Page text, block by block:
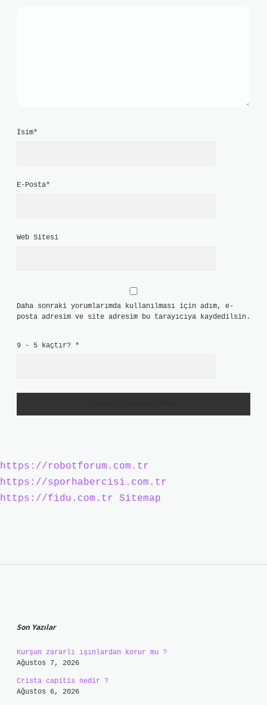
İsim*
E-Posta*
Web Sitesi
Daha sonraki yorumlarımda kullanılması için adım, e-
posta adresim ve site adresim bu tarayıcıya kaydedilsin.
9 - 5 kaçtır? *
https://robotforum.com.tr
https://sporhabercisi.com.tr
https://fidu.com.tr
Sitemap
Son Yazılar
Kurşun zararlı ışınlardan korur mu ?
Ağustos 7, 2026
Crista capitis nedir ?
Ağustos 6, 2026